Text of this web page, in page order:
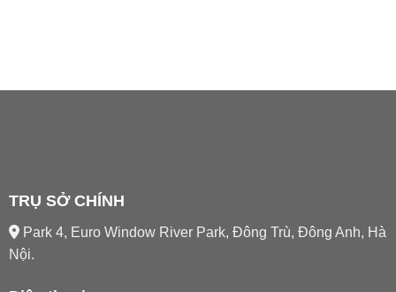
TRỤ SỞ CHÍNH
Park 4, Euro Window River Park, Đông Trù, Đông Anh, Hà
Nội.